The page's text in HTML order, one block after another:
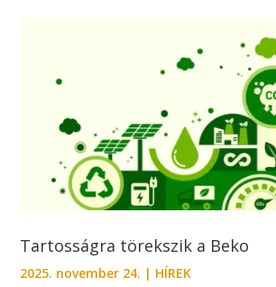
Tartosságra törekszik a Beko
2025. november 24. | HÍREK